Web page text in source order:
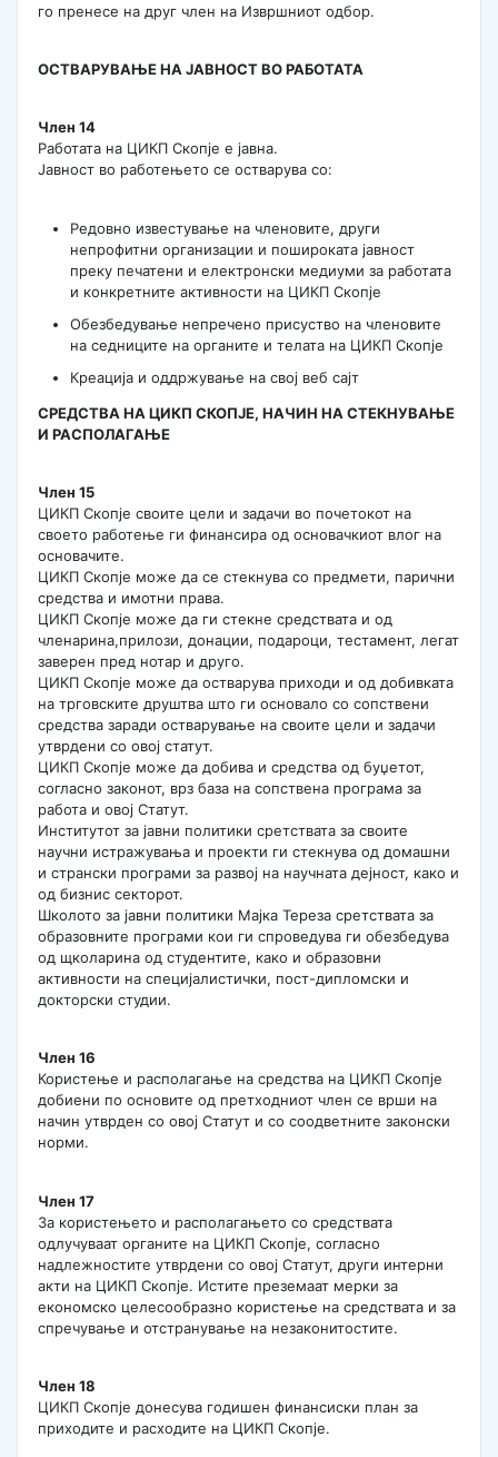
го пренесе на друг член на Извршниот одбор.
ОСТВАРУВАЊЕ НА ЈАВНОСТ ВО РАБОТАТА
Член 14
Работата на ЦИКП Скопје е јавна.
Јавност во работењето се остварува со:
Редовно известување на членовите, други
непрофитни организации и пошироката јавност
преку печатени и електронски медиуми за работата
и конкретните активности на ЦИКП Скопје
Обезбедување непречено присуство на членовите
на седниците на органите и телата на ЦИКП Скопје
Креација и оддржување на свој веб сајт
СРЕДСТВА НА ЦИКП СКОПЈЕ, НАЧИН НА СТЕКНУВАЊЕ
И РАСПОЛАГАЊЕ
Член 15
ЦИКП Скопје своите цели и задачи во почетокот на
своето работење ги финансира од основачкиот влог на
основачите.
ЦИКП Скопје може да се стекнува со предмети, парични
средства и имотни права.
ЦИКП Скопје може да ги стекне средствата и од
членарина,прилози, донации, подароци, тестамент, легат
заверен пред нотар и друго.
ЦИКП Скопје може да остварува приходи и од добивката
на трговските друштва што ги основало со сопствени
средства заради остварување на своите цели и задачи
утврдени со овој статут.
ЦИКП Скопје може да добива и средства од буџетот,
согласно законот, врз база на сопствена програма за
работа и овој Статут.
Институтот за јавни политики сретствата за своите
научни истражувања и проекти ги стекнува од домашни
и странски програми за развој на научната дејност, како и
од бизнис секторот.
Школото за јавни политики Мајка Тереза сретствата за
образовните програми кои ги спроведува ги обезбедува
од щколарина од студентите, како и образовни
активности на специјалистички, пост-дипломски и
докторски студии.
Член 16
Користење и располагање на средства на ЦИКП Скопје
добиени по основите од претходниот член се врши на
начин утврден со овој Статут и со соодветните законски
норми.
Член 17
За користењето и располагањето со средствата
одлучуваат органите на ЦИКП Скопје, согласно
надлежностите утврдени со овој Статут, други интерни
акти на ЦИКП Скопје. Истите преземаат мерки за
економско целесообразно користење на средствата и за
спречување и отстранување на незаконитостите.
Член 18
ЦИКП Скопје донесува годишен финансиски план за
приходите и расходите на ЦИКП Скопје.